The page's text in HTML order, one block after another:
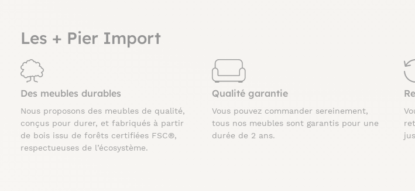
Les + Pier Import
Des meubles durables
Nous proposons des meubles de qualité,
conçus pour durer, et fabriqués à partir
de bois issu de forêts certifiées FSC®,
respectueuses de l’écosystème.
Qualité garantie
Vous pouvez commander sereinement,
tous nos meubles sont garantis pour une
durée de 2 ans.